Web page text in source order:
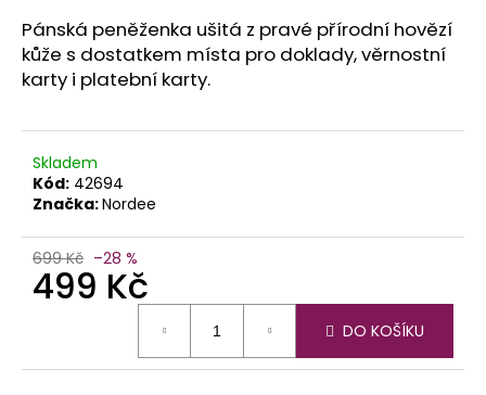
Pánská peněženka ušitá z pravé přírodní hovězí
kůže s dostatkem místa pro doklady, věrnostní
karty i platební karty.
Skladem
Kód: 42694
Značka:Nordee
699 Kč –28 %
499 Kč
DO KOŠÍKU
č
u
j
m